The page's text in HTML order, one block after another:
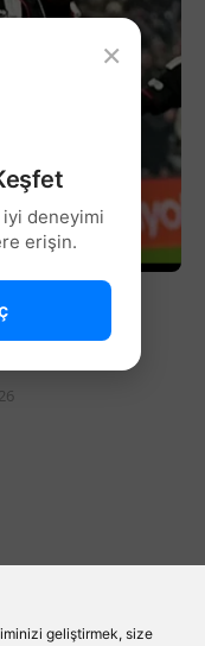
geliştirmek, size
×
iyi deneyimi
erişin.